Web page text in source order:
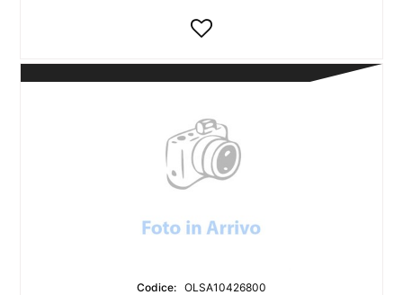
Codice: OLSA10426800